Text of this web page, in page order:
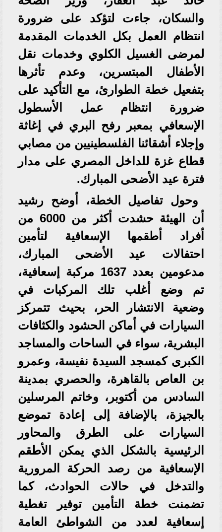
والسكان، جاءت لتؤكد على ضرورة
انتظام العمل بكل الخدمات المقدمة
لمرضى الغسيل الكلوي وخدمات نقل
الأطفال المبتسرين، وعدم تأثرها
بتفعيل خطة الطوارئ، مع التأكيد على
ضرورة انتظام عمل الأسطول
الإسعافي بمعبر رفح البري في إغاثة
وإجلاء أشقائنا الفلسطينيين من مصابي
قطاع غزة للداخل المصري على مدار
فترة عيد الأضحى المبارك.
وحول تفاصيل الخطة، أوضح رشيد
أن الهيئة حشدت أكثر من 6000 من
أفراد أطقمها الإسعافية لتأمين
احتفالات عيد الأضحى المبارك،
مدعومين بعدد 1637 مركبة إسعافية،
تم وضع أغلب تلك المركبات في
وضعية الانتشار الحر، بحيث تتمركز
السيارات في أماكن الحشود والكثافات
البشرية، سواء في الساحات والمساجد
الكبرى كمسجد السيدة نفيسة، وعمرو
بن العاص بالقاهرة، والحصري بمدينة
السادس من أكتوبر، وخاتم المرسلين
بالجيزة، بالإضافة إلى إعادة تموضع
السيارات على الطرق والمحاور
الرئيسية بالشكل الذي يمكن الأطقم
الإسعافية من رصد الحركة المرورية
والتدخل في حالات الحوادث، كما
تضمنت خطة التأمين توفير تغطية
إسعافية لعدد من الشواطئ العامة